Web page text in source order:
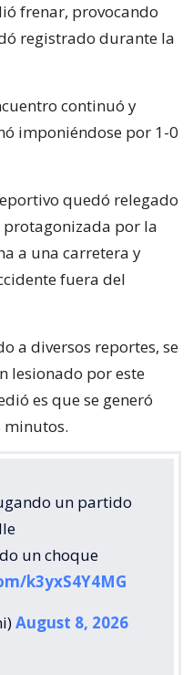
frenar, provocando
registrado durante la
continuó y
imponiéndose por 1-0
quedó relegado
por la
a una carretera y
fuera del
a diversos reportes, se
lesionado por este
es que se generó
un partido
un choque
k3yxS4Y4MG
August 8, 2026